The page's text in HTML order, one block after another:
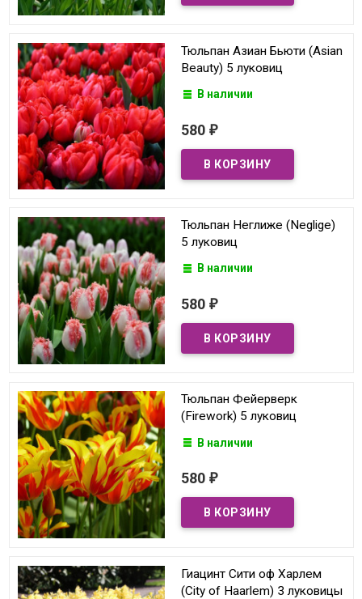
Тюльпан Азиан Бьюти (Asian
Beauty) 5 луковиц
В наличии
580 ₽
Тюльпан Неглиже (Neglige)
5 луковиц
В наличии
580 ₽
Тюльпан Фейерверк
(Firework) 5 луковиц
В наличии
580 ₽
Гиацинт Сити оф Харлем
(City of Haarlem) 3 луковицы